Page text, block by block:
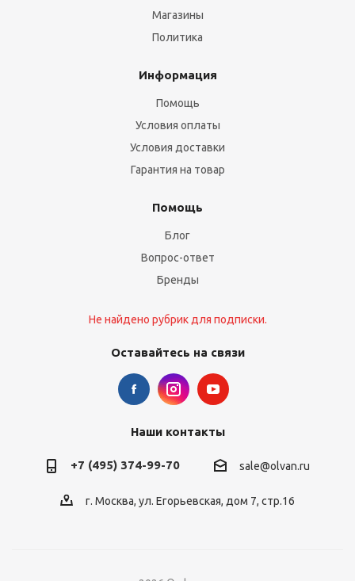
Магазины
Политика
Информация
Помощь
Условия оплаты
Условия доставки
Гарантия на товар
Помощь
Блог
Вопрос-ответ
Бренды
Не найдено рубрик для подписки.
Оставайтесь на связи
Наши контакты
+7 (495) 374-99-70 sale@olvan.ru
г. Москва, ул. Егорьевская, дом 7, стр.16